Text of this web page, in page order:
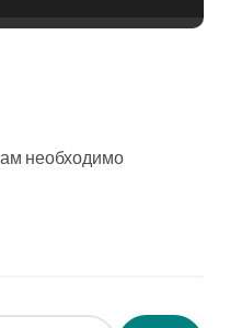
необходимо